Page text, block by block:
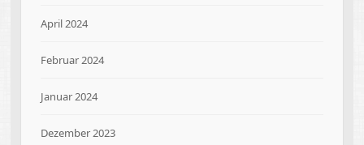
April 2024
Februar 2024
Januar 2024
Dezember 2023